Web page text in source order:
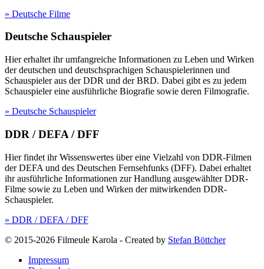
» Deutsche Filme
Deutsche Schauspieler
Hier erhaltet ihr umfangreiche Informationen zu Leben und Wirken
der deutschen und deutschsprachigen Schauspielerinnen und
Schauspieler aus der DDR und der BRD. Dabei gibt es zu jedem
Schauspieler eine ausführliche Biografie sowie deren Filmografie.
» Deutsche Schauspieler
DDR / DEFA / DFF
Hier findet ihr Wissenswertes über eine Vielzahl von DDR-Filmen
der DEFA und des Deutschen Fernsehfunks (DFF). Dabei erhaltet
ihr ausführliche Informationen zur Handlung ausgewählter DDR-
Filme sowie zu Leben und Wirken der mitwirkenden DDR-
Schauspieler.
» DDR / DEFA / DFF
© 2015-2026 Filmeule Karola - Created by Stefan Böttcher
Impressum